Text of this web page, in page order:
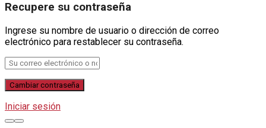
Recupere su contraseña
Ingrese su nombre de usuario o dirección de correo
electrónico para restablecer su contraseña.
Iniciar sesión